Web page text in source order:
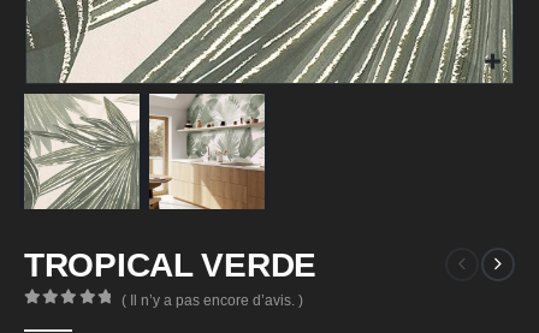
TROPICAL VERDE
( Il n’y a pas encore d’avis. )